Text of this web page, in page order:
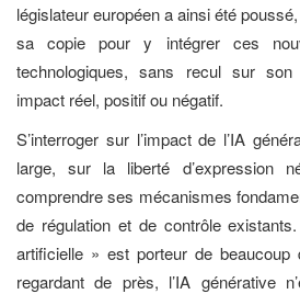
législateur européen a ainsi été
sa copie pour y intégrer ces
technologiques, sans recul sur
impact réel, positif ou négatif.
S’interroger sur l’impact de l’IA
large, sur la liberté d’expression
comprendre ses mécanismes
de régulation et de contrôle
artificielle » est porteur de
regardant de près, l’IA générative